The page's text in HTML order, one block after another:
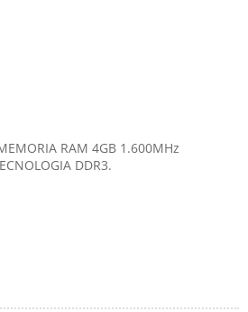
RAM 4GB 1.600MHz
DDR3.